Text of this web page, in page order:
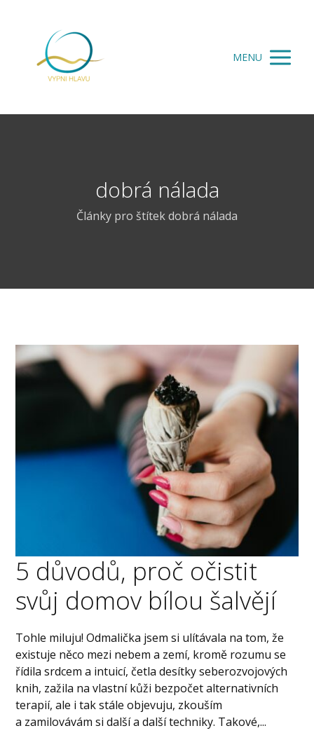
MENU
dobrá nálada
Články pro štítek dobrá nálada
5 důvodů, proč očistit
svůj domov bílou šalvějí
Tohle miluju! Odmalička jsem si ulítávala na tom, že
existuje něco mezi nebem a zemí, kromě rozumu se
řídila srdcem a intuicí, četla desítky seberozvojových
knih, zažila na vlastní kůži bezpočet alternativních
terapií, ale i tak stále objevuju, zkouším
a zamilovávám si další a další techniky. Takové,...